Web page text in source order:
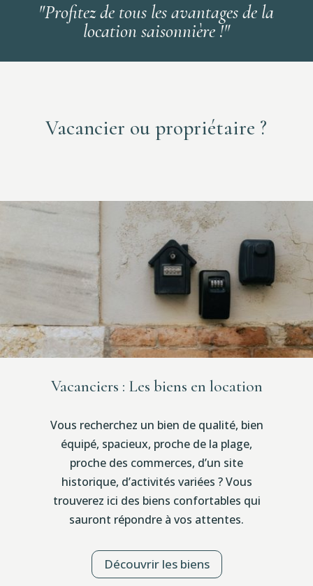
"Profitez de tous les avantages de la
location saisonnière !"
Vacancier ou propriétaire ?
Vacanciers : Les biens en location
Vous recherchez un bien de qualité, bien
équipé, spacieux, proche de la plage,
proche des commerces, d’un site
historique, d’activités variées ? Vous
trouverez ici des biens confortables qui
sauront répondre à vos attentes.
Découvrir les biens